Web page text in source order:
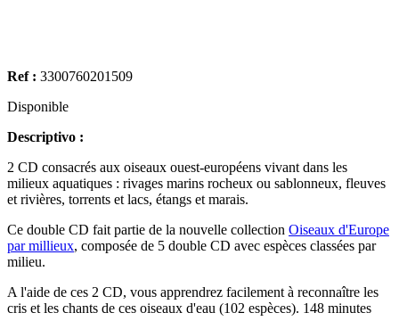
Ref : 3300760201509
Disponible
Descriptivo :
2 CD consacrés aux oiseaux ouest-européens vivant dans les
milieux aquatiques : rivages marins rocheux ou sablonneux, fleuves
et rivières, torrents et lacs, étangs et marais.
Ce double CD fait partie de la nouvelle collection Oiseaux d'Europe
par millieux, composée de 5 double CD avec espèces classées par
milieu.
A l'aide de ces 2 CD, vous apprendrez facilement à reconnaître les
cris et les chants de ces oiseaux d'eau (102 espèces). 148 minutes